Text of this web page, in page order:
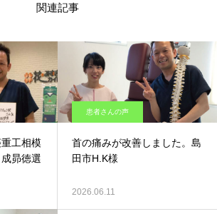
関連記事
工相模
昴徳選
患者さんの声
首の痛みが改善しました。島
田市H.K様
2026.06.11